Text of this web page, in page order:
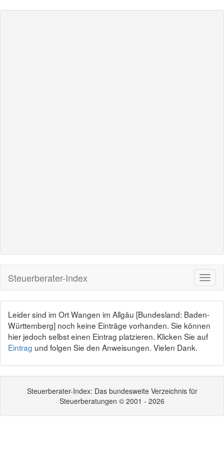
Steuerberater-Index
Leider sind im Ort Wangen im Allgäu [Bundesland: Baden-
Württemberg] noch keine Einträge vorhanden. Sie können
hier jedoch selbst einen Eintrag platzieren. Klicken Sie auf
Eintrag und folgen Sie den Anweisungen. Vielen Dank.
Steuerberater-Index: Das bundesweite Verzeichnis für
Steuerberatungen © 2001 - 2026